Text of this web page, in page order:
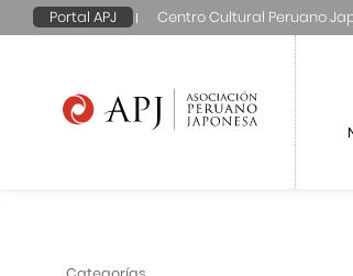
Portal APJ Centro Cultural Peruano